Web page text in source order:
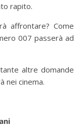
rapito.
affrontare? Come
007 passerà ad
altre domande
nei cinema.